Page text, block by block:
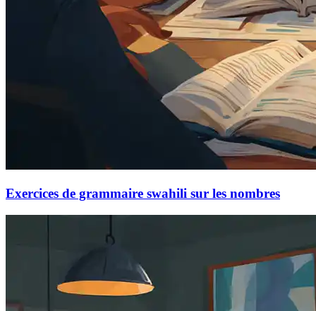
Exercices de grammaire swahili sur les nombres